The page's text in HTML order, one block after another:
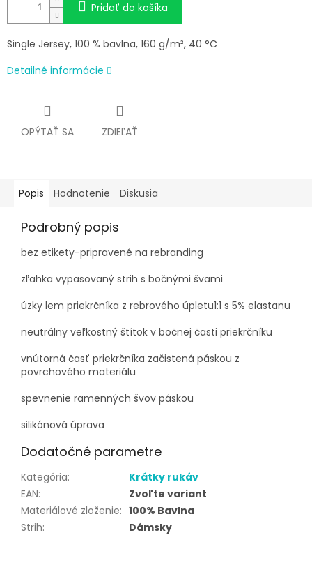
Pridať do košíka
Single Jersey, 100 % bavlna, 160 g/m², 40 °C
Detailné informácie
OPÝTAŤ SA ZDIEĽAŤ
Popis Hodnotenie Diskusia
Podrobný popis
bez etikety-pripravené na rebranding
zľahka vypasovaný strih s bočnými švami
úzky lem priekrčníka z rebrového úpletu1:1 s 5% elastanu
neutrálny veľkostný štítok v bočnej časti priekrčníku
vnútorná časť priekrčníka začistená páskou z
povrchového materiálu
spevnenie ramenných švov páskou
silikónová úprava
Dodatočné parametre
Kategória:
Krátky rukáv
EAN:
Zvoľte variant
Materiálové zloženie: 100% Bavlna
Strih: Dámsky
Z